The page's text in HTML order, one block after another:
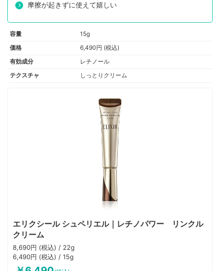
摩擦が起きずに使えて嬉しい
容量
15g
価格
6,490円 (税込)
有効成分
レチノール
テクスチャ
しっとりクリーム
エリクシール シュペリエル｜レチノパワー リンクル
クリーム
8,690円 (税込) / 22g
6,490円 (税込) / 15g